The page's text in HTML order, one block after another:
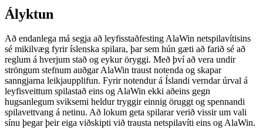
Ályktun
Að endanlega má segja að leyfisstaðfesting AlaWin netspilavítisins
sé mikilvæg fyrir íslenska spilara, þar sem hún gæti að farið sé að
reglum á hverjum stað og eykur öryggi. Með því að vera undir
ströngum stefnum auðgar AlaWin traust notenda og skapar
sanngjarna leikjaupplifun. Fyrir notendur á Íslandi verndar úrval á
leyfisveittum spilastað eins og AlaWin ekki aðeins gegn
hugsanlegum sviksemi heldur tryggir einnig öruggt og spennandi
spilavettvang á netinu. Að lokum geta spilarar verið vissir um vali
sínu þegar þeir eiga viðskipti við trausta netspilavíti eins og AlaWin.